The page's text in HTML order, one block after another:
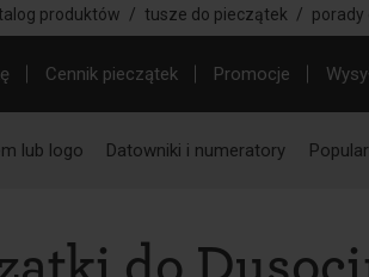
produktów / tusze do pieczątek / porady
Cennik pieczątek Promocje
lub logo Datowniki i numeratory